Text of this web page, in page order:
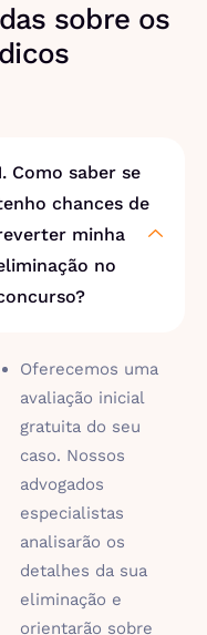
sobre os
Como saber se
chances de
minha
no
Oferecemos uma
avaliação inicial
gratuita do seu
caso. Nossos
advogados
especialistas
analisarão os
detalhes da sua
eliminação e
orientarão sobre